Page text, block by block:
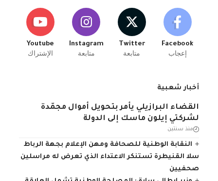
Facebook
إعجاب
Twitter
متابعة
Instagram
متابعة
Youtube
الإشتراك
أخبار شعبية
القضاء البرازيلي يأمر بتحويل أموال مجمّدة
لشركتي إيلون ماسك إلى الدولة
منذ سنتين
النقابة الوطنية للصحافة ومهن الإعلام بجهة الرباط
سلا القنيطرة تستنكر الاعتداء الذي تعرض له مراسلين
صحفيين